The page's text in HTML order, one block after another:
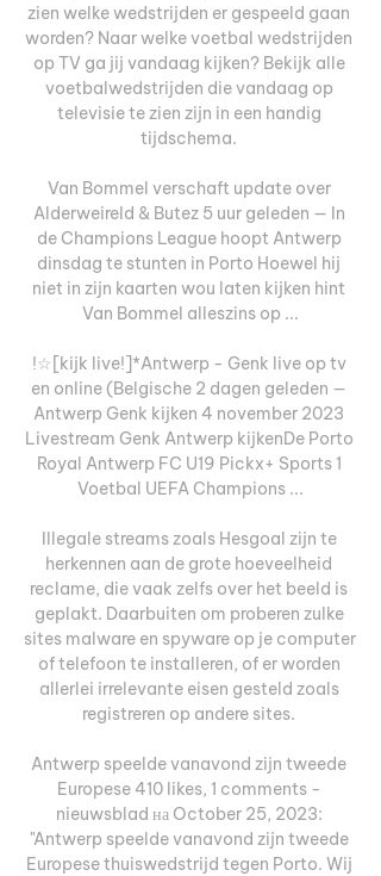
zien welke wedstrijden er gespeeld gaan
worden? Naar welke voetbal wedstrijden
op TV ga jij vandaag kijken? Bekijk alle
voetbalwedstrijden die vandaag op
televisie te zien zijn in een handig
tijdschema.
Van Bommel verschaft update over
Alderweireld & Butez 5 uur geleden — In
de Champions League hoopt Antwerp
dinsdag te stunten in Porto Hoewel hij
niet in zijn kaarten wou laten kijken hint
Van Bommel alleszins op ...
!☆[kijk live!]*Antwerp - Genk live op tv
en online (Belgische 2 dagen geleden —
Antwerp Genk kijken 4 november 2023
Livestream Genk Antwerp kijkenDe Porto
Royal Antwerp FC U19 Pickx+ Sports 1
Voetbal UEFA Champions ...
Illegale streams zoals Hesgoal zijn te
herkennen aan de grote hoeveelheid
reclame, die vaak zelfs over het beeld is
geplakt. Daarbuiten om proberen zulke
sites malware en spyware op je computer
of telefoon te installeren, of er worden
allerlei irrelevante eisen gesteld zoals
registreren op andere sites.
Antwerp speelde vanavond zijn tweede
Europese 410 likes, 1 comments -
nieuwsblad на October 25, 2023:
"Antwerp speelde vanavond zijn tweede
Europese thuiswedstrijd tegen Porto. Wij